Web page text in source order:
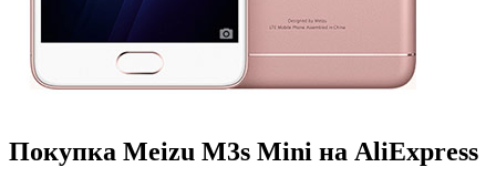
Покупка Meizu M3s Mini на AliExpress